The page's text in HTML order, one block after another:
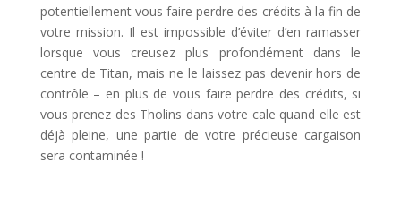
potentiellement vous faire perdre des crédits à la fin de
votre mission. Il est impossible d’éviter d’en ramasser
lorsque vous creusez plus profondément dans le
centre de Titan, mais ne le laissez pas devenir hors de
contrôle – en plus de vous faire perdre des crédits, si
vous prenez des Tholins dans votre cale quand elle est
déjà pleine, une partie de votre précieuse cargaison
sera contaminée !